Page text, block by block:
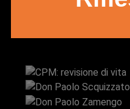
Don
Don
Mons.